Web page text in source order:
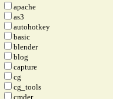
apache
as3
autohotkey
basic
blender
blog
capture
cg
cg_tools
cmder